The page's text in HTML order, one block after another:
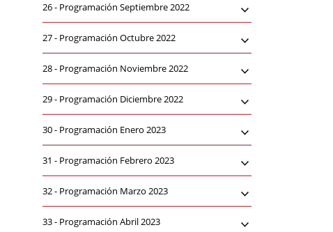
26 - Programación Septiembre 2022
27 - Programación Octubre 2022
28 - Programación Noviembre 2022
29 - Programación Diciembre 2022
30 - Programación Enero 2023
31 - Programación Febrero 2023
32 - Programación Marzo 2023
33 - Programación Abril 2023